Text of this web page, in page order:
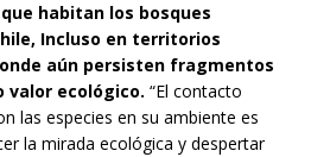
habitan los bosques
Incluso en territorios
aún persisten fragmentos
valor ecológico. “El contacto
las especies en su ambiente es
la mirada ecológica y despertar